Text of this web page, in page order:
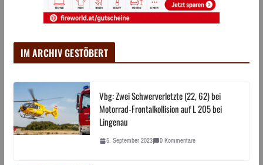
IM ARCHIV GESTÖBERT
Vbg: Zwei Schwerverletzte (22, 62) bei
Motorrad-Frontalkollision auf L 205 bei
Lingenau
5. September 2023 0 Kommentare